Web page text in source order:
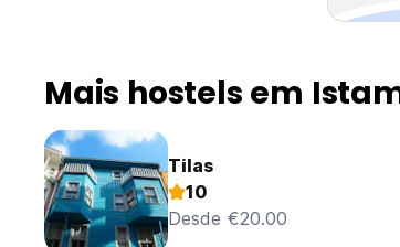
Mais hostels em
Tilas
10
Desde €20.00